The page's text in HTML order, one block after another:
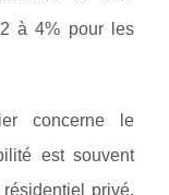
à 4% pour les
concerne le
est souvent
privé,